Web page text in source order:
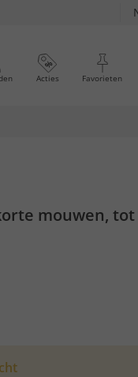
Acties Favorieten
mouwen, tot